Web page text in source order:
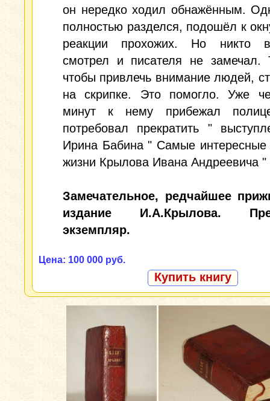
он нередко ходил обнажённым.
полностью разделся, подошёл к
реакции прохожих. Но никто
смотрел и писателя не замечал.
чтобы привлечь внимание людей,
на скрипке. Это помогло. Уже
минут к нему прибежал
потребовал прекратить "
Ирина Бабина " Самые интересные
жизни Крылова Ивана Андреевича "
Замечательное, редчайшее
издание И.А.Крылова.
экземпляр.
Цена: 100 000 руб.
Купить книгу